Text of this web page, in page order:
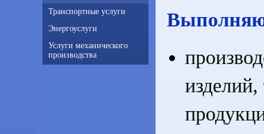
Транспортные услуги
Энергоуслуги
Услуги механического
производства